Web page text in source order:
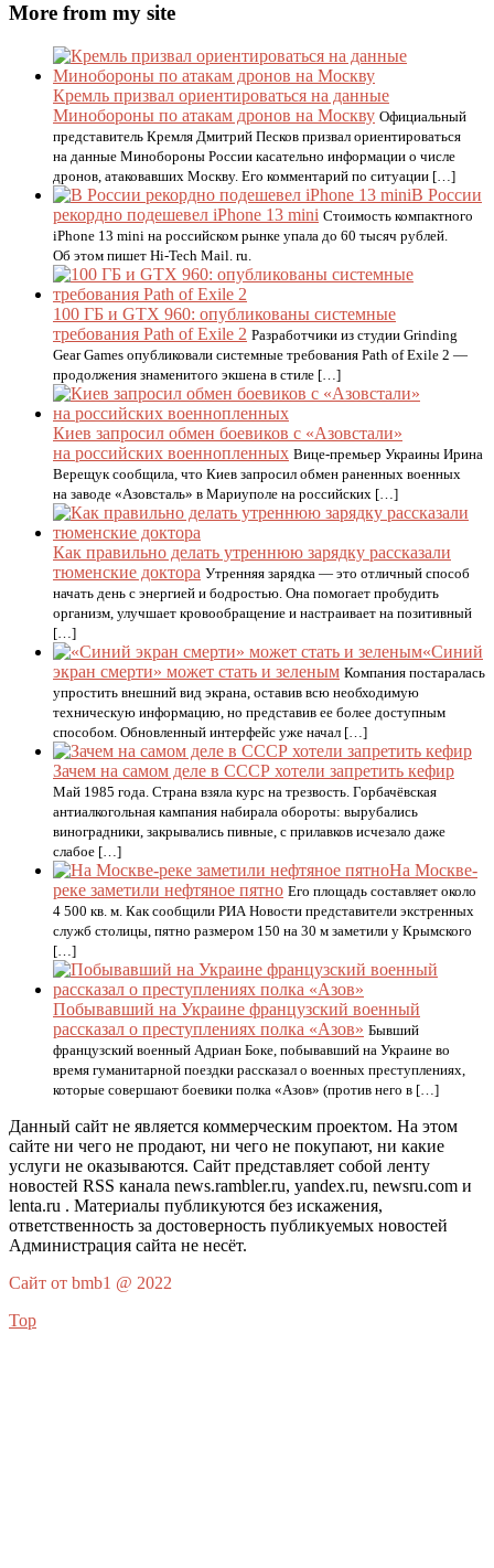
More from my site
Кремль призвал ориентироваться на данные
Минобороны по атакам дронов на Москву Официальный
представитель Кремля Дмитрий Песков призвал ориентироваться
на данные Минобороны России касательно информации о числе
дронов, атаковавших Москву. Его комментарий по ситуации […]
В России
рекордно подешевел iPhone 13 mini Стоимость компактного
iPhone 13 mini на российском рынке упала до 60 тысяч рублей.
Об этом пишет Hi-Tech Mail. ru.
100 ГБ и GTX 960: опубликованы системные
требования Path of Exile 2 Разработчики из студии Grinding
Gear Games опубликовали системные требования Path of Exile 2 —
продолжения знаменитого экшена в стиле […]
Киев запросил обмен боевиков с «Азовстали»
на российских военнопленных Вице-премьер Украины Ирина
Верещук сообщила, что Киев запросил обмен раненных военных
на заводе «Азовсталь» в Мариуполе на российских […]
Как правильно делать утреннюю зарядку рассказали
тюменские доктора Утренняя зарядка — это отличный способ
начать день с энергией и бодростью. Она помогает пробудить
организм, улучшает кровообращение и настраивает на позитивный
[…]
«Синий
экран смерти» может стать и зеленым Компания постаралась
упростить внешний вид экрана, оставив всю необходимую
техническую информацию, но представив ее более доступным
способом. Обновленный интерфейс уже начал […]
Зачем на самом деле в СССР хотели запретить кефир
Май 1985 года. Страна взяла курс на трезвость. Горбачёвская
антиалкогольная кампания набирала обороты: вырубались
виноградники, закрывались пивные, с прилавков исчезало даже
слабое […]
На Москве-
реке заметили нефтяное пятно Его площадь составляет около
4 500 кв. м. Как сообщили РИА Новости представители экстренных
служб столицы, пятно размером 150 на 30 м заметили у Крымского
[…]
Побывавший на Украине французский военный
рассказал о преступлениях полка «Азов» Бывший
французский военный Адриан Боке, побывавший на Украине во
время гуманитарной поездки рассказал о военных преступлениях,
которые совершают боевики полка «Азов» (против него в […]
Данный сайт не является коммерческим проектом. На этом
сайте ни чего не продают, ни чего не покупают, ни какие
услуги не оказываются. Сайт представляет собой ленту
новостей RSS канала news.rambler.ru, yandex.ru, newsru.com и
lenta.ru . Материалы публикуются без искажения,
ответственность за достоверность публикуемых новостей
Администрация сайта не несёт.
Сайт от bmb1 @ 2022
Top